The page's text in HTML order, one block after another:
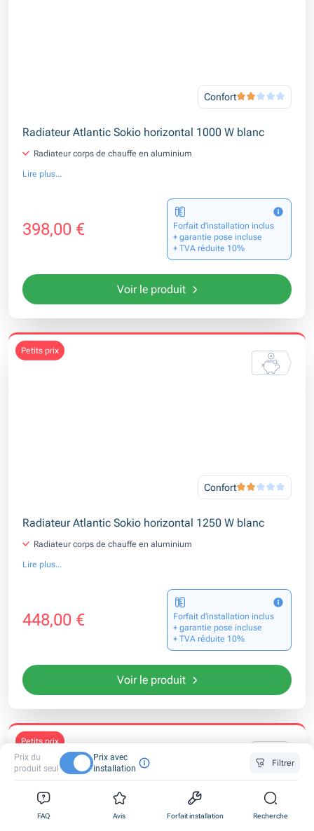
Confort
Radiateur Atlantic Sokio horizontal 1000 W blanc
Radiateur corps de chauffe en aluminium
Lire plus...
398,00 €
Forfait d’installation inclus
+ garantie pose incluse
+ TVA réduite 10%
Voir le produit
petits prix
Confort
Radiateur Atlantic Sokio horizontal 1250 W blanc
Radiateur corps de chauffe en aluminium
Lire plus...
448,00 €
Forfait d’installation inclus
+ garantie pose incluse
+ TVA réduite 10%
Voir le produit
petits prix
Prix du
produit seul
Prix avec
installation
Filtrer
FAQ Avis Forfait installation Recherche